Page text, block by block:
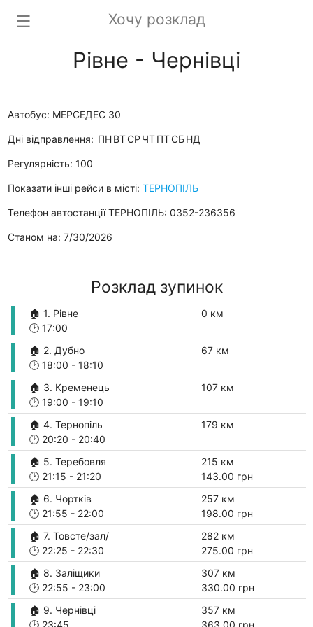
Хочу розклад
☰
Рівне - Чернівці
Автобус: МЕРСЕДЕС 30
Дні відправлення: ПН ВТСР ЧТ ПТСБ НД
Регулярність: 100
Показати інші рейси в місті: ТЕРНОПІЛЬ
Телефон автостанції ТЕРНОПІЛЬ: 0352-236356
Станом на: 7/30/2026
Розклад зупинок
🏠 1. Рівне
🕑17:00
0 км
🏠 2. Дубно
🕑18:00 - 18:10
67 км
🏠 3. Кременець
🕑19:00 - 19:10
107 км
🏠 4. Тернопіль
🕑20:20 - 20:40
179 км
🏠 5. Теребовля
🕑21:15 - 21:20
215 км
143.00 грн
🏠 6. Чортків
🕑21:55 - 22:00
257 км
198.00 грн
🏠 7. Товсте/зал/
🕑22:25 - 22:30
282 км
275.00 грн
🏠 8. Заліщики
🕑22:55 - 23:00
307 км
330.00 грн
🏠 9. Чернівці
🕑23:45
357 км
363.00 грн